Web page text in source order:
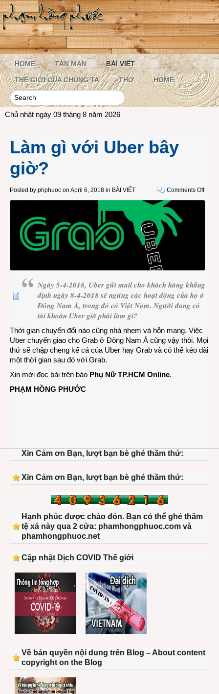
HOME TẢN MẠN BÀI VIẾT
THẾ GIỚI CỦA CHÚNG TA THƠ HOME
Chủ nhật ngày 09 tháng 8 năm 2026
Làm gì với Uber bây
giờ?
Posted by phphuoc on April 6, 2018 in BÀI VIẾT Comments Offon
Làm
Ngày 5-4-2018, Uber gửi mail cho khách hàng khẳng
định ngày 8-4-2018 sẽ ngưng các hoạt động của họ ở
Đông Nam Á, trong đó có Việt Nam. Người đang có
tài khoản Uber giờ phải làm gì?
Thời gian chuyển đổi nào cũng nhá nhem và hỗn mang. Việc
Uber chuyển giao cho Grab ở Đông Nam Á cũng vậy thôi. Mọi
thứ sẽ chập cheng kể cả của Uber hay Grab và có thể kéo dài
một thời gian sau đó với Grab.
Xin mời đọc bài trên báo Phụ Nữ TP.HCM Online.
PHẠM HỒNG PHƯỚC
Xin Cảm ơn Bạn, lượt bạn bè ghé thăm thứ:
Xin Cảm ơn Bạn, lượt bạn bè ghé thăm thứ:
Hạnh phúc được chào đón. Bạn có thể ghé thăm
tệ xá này qua 2 cửa: phamhongphuoc.com và
phamhongphuoc.net
Cập nhật Dịch COVID Thế giới
Về bản quyền nội dung trên Blog – About content
copyright on the Blog